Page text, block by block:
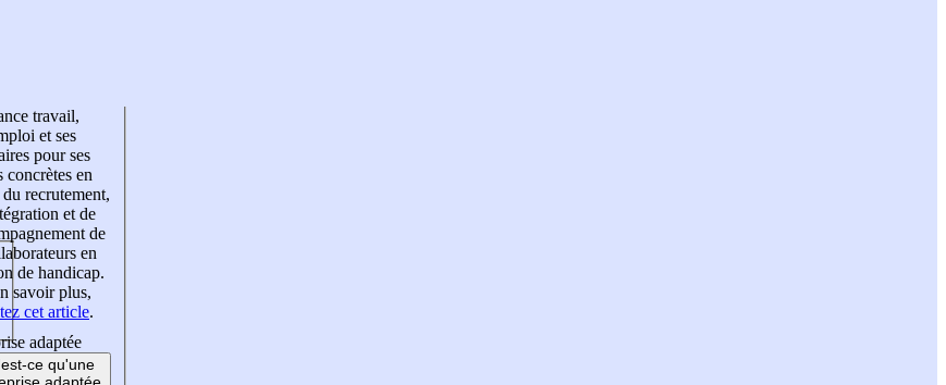
travail,
et ses
pour ses
concrètes en
recrutement,
et de
de
en
de handicap.
savoir plus,
cet article.
adaptée
ce qu'une
adaptée